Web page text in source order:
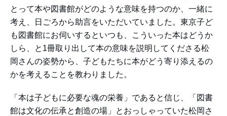
とって本や図書館がどのような意味を持つのか、一緒に
考え、日ごろから助言をいただいていました。東京子ど
も図書館にお伺いするといつも、こういった本はどうか
しら、と1冊取り出して本の意味を説明してくださる松
岡さんの姿勢から、子どもたちに本がどう寄り添えるの
かを考えることを教わりました。
「本は子どもに必要な魂の栄養」であると信じ、「図書
館は文化の伝承と創造の場」とおっしゃっていた松岡さ